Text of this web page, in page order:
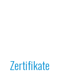
Zertifikate